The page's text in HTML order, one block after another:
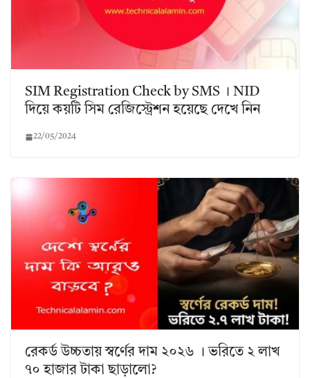
SIM Registration Check by SMS । NID
দিয়ে কয়টি সিম রেজিস্ট্রেশন হয়েছে দেখে নিন
22/05/2024
রেকর্ড উচ্চতায় স্বর্ণের দাম ২০২৬ । ভরিতে ২ লাখ
৭০ হাজার টাকা ছাড়ালো?